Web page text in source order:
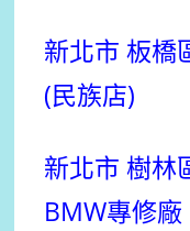
新北市 板橋
(民族店)
新北市 樹林
BMW專修廠